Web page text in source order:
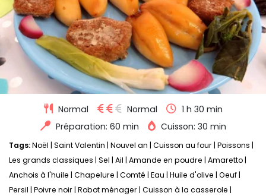
Normal Normal
1 h 30 min
Préparation: 60 min
Cuisson: 30 min
Tags:Noël Saint Valentin Nouvel an Cuisson au four Poissons
Les grands classiques Sel Ail Amande en poudre Amaretto
Anchois à l'huile Chapelure Comté Eau Huile d'olive Oeuf
Persil Poivre noir Robot ménager Cuisson à la casserole